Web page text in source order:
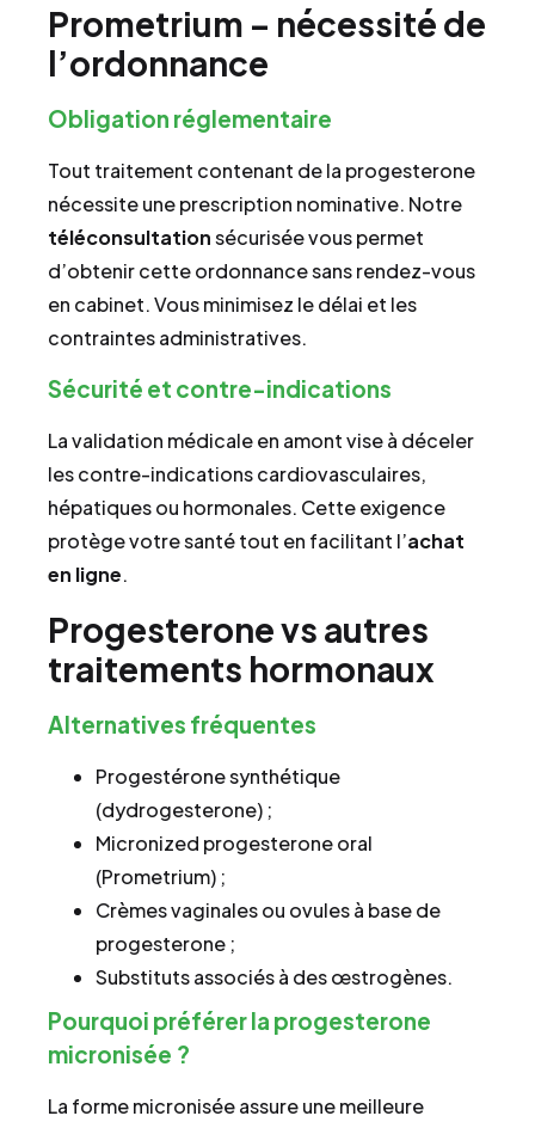
Prometrium – nécessité de
l’ordonnance
Obligation réglementaire
Tout traitement contenant de la progesterone
nécessite une prescription nominative. Notre
téléconsultationsécurisée vous permet
d’obtenir cette ordonnance sans rendez-vous
en cabinet. Vous minimisez le délai et les
contraintes administratives.
Sécurité et contre-indications
La validation médicale en amont vise à déceler
les contre-indications cardiovasculaires,
hépatiques ou hormonales. Cette exigence
protège votre santé tout en facilitant l’achat
en ligne.
Progesterone vs autres
traitements hormonaux
Alternatives fréquentes
Progestérone synthétique
(dydrogesterone) ;
Micronized progesterone oral
(Prometrium) ;
Crèmes vaginales ou ovules à base de
progesterone ;
Substituts associés à des œstrogènes.
Pourquoi préférer la progesterone
micronisée ?
La forme micronisée assure une meilleure